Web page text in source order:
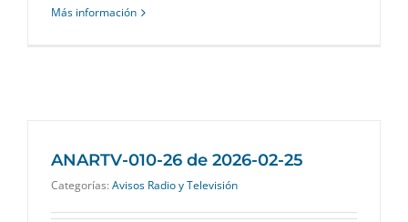
Más información
ANARTV-010-26 de 2026-02-25
Categorías: Avisos Radio y Televisión